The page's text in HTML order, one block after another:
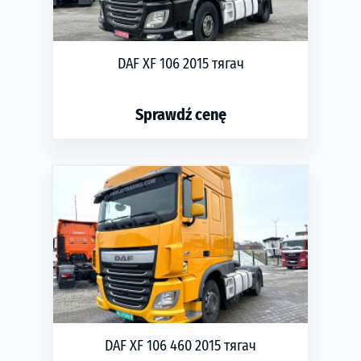
DAF XF 106 2015 тягач
Sprawdź cenę
Rok produkcji:2015
Transmisja:automatyczna
Typ silnika:Diesel
Moc silnika (KM):460
Moc silnika (kW):338
Pojemność silnika:12.9
DAF XF 106 460 2015 тягач